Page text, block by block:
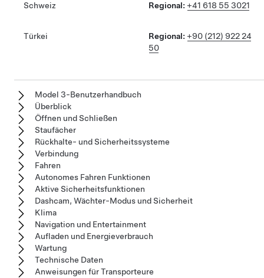
Schweiz Regional: +41 618 55 3021
Türkei Regional: +90 (212) 922 24
50
Model 3-Benutzerhandbuch
Überblick
Öffnen und Schließen
Staufächer
Rückhalte- und Sicherheitssysteme
Verbindung
Fahren
Autonomes Fahren Funktionen
Aktive Sicherheitsfunktionen
Dashcam, Wächter-Modus und Sicherheit
Klima
Navigation und Entertainment
Aufladen und Energieverbrauch
Wartung
Technische Daten
Anweisungen für Transporteure